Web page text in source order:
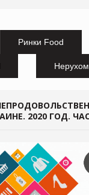
Ринки Food
2020 ГОД.